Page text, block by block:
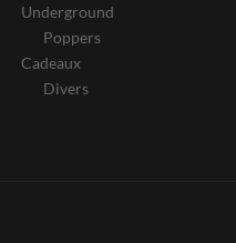
Underground
Poppers
Cadeaux
Divers